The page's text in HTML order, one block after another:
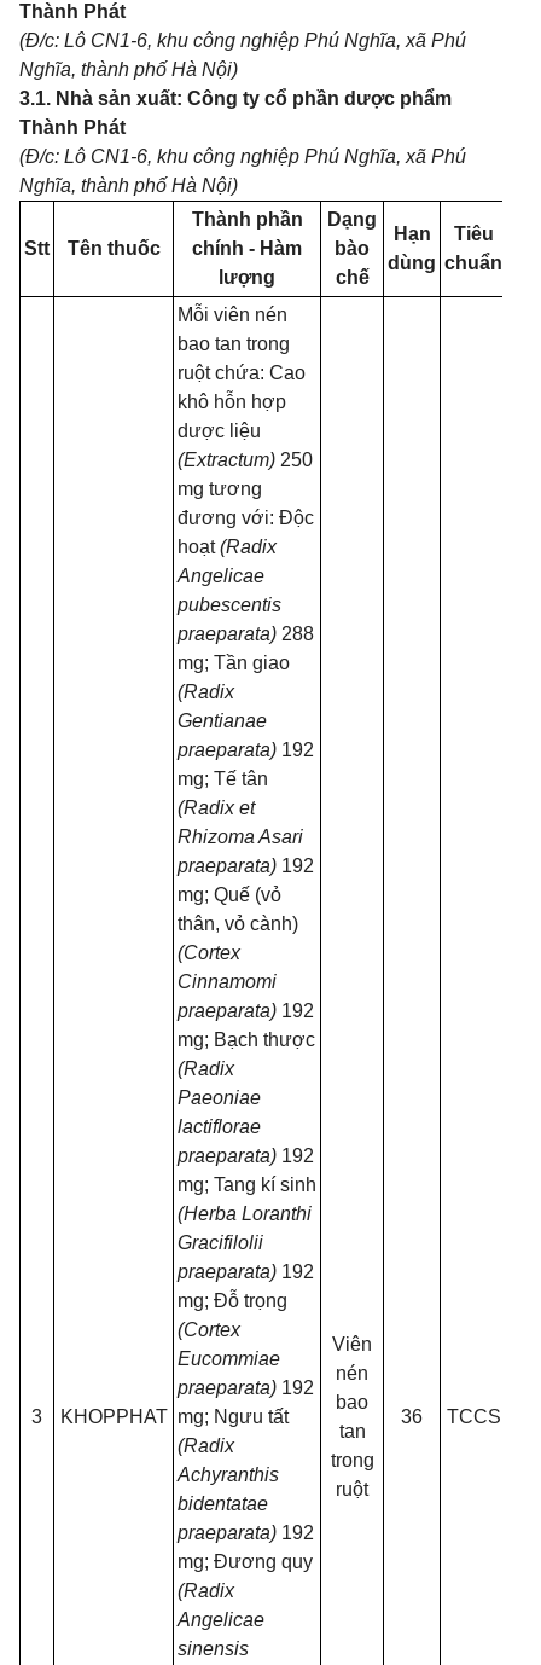
Thành Phát
(Đ/c: Lô CN1-6, khu công nghiệp Phú Nghĩa, xã Phú
Nghĩa, thành phố Hà Nội)
3.1. Nhà sản xuất: Công ty cổ phần dược phẩm
Thành Phát
(Đ/c: Lô CN1-6, khu công nghiệp Phú Nghĩa, xã Phú
Nghĩa, thành phố Hà Nội)
Stt Tên thuốc
Thành phần
chính - Hàm
lượng
Dạng
bào
chế
Hạn
dùng
Tiêu
chuẩn
3 KHOPPHAT
Mỗi viên nén
bao tan trong
ruột chứa: Cao
khô hỗn hợp
dược liệu
(Extractum) 250
mg tương
đương với: Độc
hoạt(Radix
Angelicae
pubescentis
praeparata) 288
mg; Tần giao
(Radix
Gentianae
praeparata) 192
mg; Tế tân
(Radix et
Rhizoma Asari
praeparata) 192
mg; Quế (vỏ
thân, vỏ cành)
(Cortex
Cinnamomi
praeparata) 192
mg; Bạch thược
(Radix
Paeoniae
lactiflorae
praeparata) 192
mg; Tang kí sinh
(Herba Loranthi
Gracifilolii
praeparata) 192
mg; Đỗ trọng
(Cortex
Eucommiae
praeparata) 192
mg; Ngưu tất
(Radix
Achyranthis
bidentatae
praeparata) 192
mg; Đương quy
(Radix
Angelicae
sinensis
Viên
nén
bao
tan
trong
ruột
36 TCCS